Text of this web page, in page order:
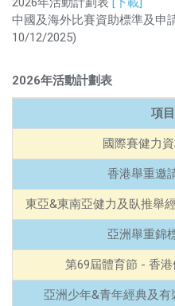
中國及海外比賽資助標準及申
10/12/2025)
2026年活動計劃表
項目
國際賽健力
香港舉重邀
東亞&東南亞健力及臥推舉
亞洲舉重錦
第69屆體育節 - 香
亞洲少年&青年經典及有